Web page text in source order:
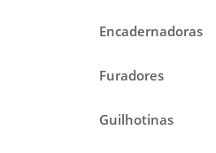
Encadernadoras
Furadores
Guilhotinas